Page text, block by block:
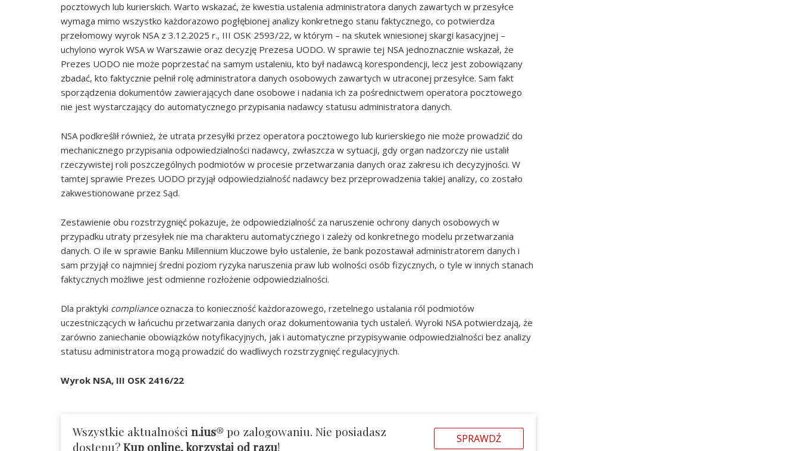
pocztowych lub kurierskich. Warto wskazać, że kwestia ustalenia administratora danych zawartych w przesyłce
wymaga mimo wszystko każdorazowo pogłębionej analizy konkretnego stanu faktycznego, co potwierdza
przełomowy wyrok NSA z 3.12.2025 r., III OSK 2593/22, w którym – na skutek wniesionej skargi kasacyjnej –
uchylono wyrok WSA w Warszawie oraz decyzję Prezesa UODO. W sprawie tej NSA jednoznacznie wskazał, że
Prezes UODO nie może poprzestać na samym ustaleniu, kto był nadawcą korespondencji, lecz jest zobowiązany
zbadać, kto faktycznie pełnił rolę administratora danych osobowych zawartych w utraconej przesyłce. Sam fakt
sporządzenia dokumentów zawierających dane osobowe i nadania ich za pośrednictwem operatora pocztowego
nie jest wystarczający do automatycznego przypisania nadawcy statusu administratora danych.
NSA podkreślił również, że utrata przesyłki przez operatora pocztowego lub kurierskiego nie może prowadzić do
mechanicznego przypisania odpowiedzialności nadawcy, zwłaszcza w sytuacji, gdy organ nadzorczy nie ustalił
rzeczywistej roli poszczególnych podmiotów w procesie przetwarzania danych oraz zakresu ich decyzyjności. W
tamtej sprawie Prezes UODO przyjął odpowiedzialność nadawcy bez przeprowadzenia takiej analizy, co zostało
zakwestionowane przez Sąd.
Zestawienie obu rozstrzygnięć pokazuje, że odpowiedzialność za naruszenie ochrony danych osobowych w
przypadku utraty przesyłek nie ma charakteru automatycznego i zależy od konkretnego modelu przetwarzania
danych. O ile w sprawie Banku Millennium kluczowe było ustalenie, że bank pozostawał administratorem danych i
sam przyjął co najmniej średni poziom ryzyka naruszenia praw lub wolności osób fizycznych, o tyle w innych stanach
faktycznych możliwe jest odmienne rozłożenie odpowiedzialności.
Dla praktyki complianceoznacza to konieczność każdorazowego, rzetelnego ustalania ról podmiotów
uczestniczących w łańcuchu przetwarzania danych oraz dokumentowania tych ustaleń. Wyroki NSA potwierdzają, że
zarówno zaniechanie obowiązków notyfikacyjnych, jak i automatyczne przypisywanie odpowiedzialności bez analizy
statusu administratora mogą prowadzić do wadliwych rozstrzygnięć regulacyjnych.
Wyrok NSA, III OSK 2416/22
Wszystkie aktualności n.ius® po zalogowaniu. Nie posiadasz
dostępu?Kup online, korzystaj od razu!
SPRAWDŹ